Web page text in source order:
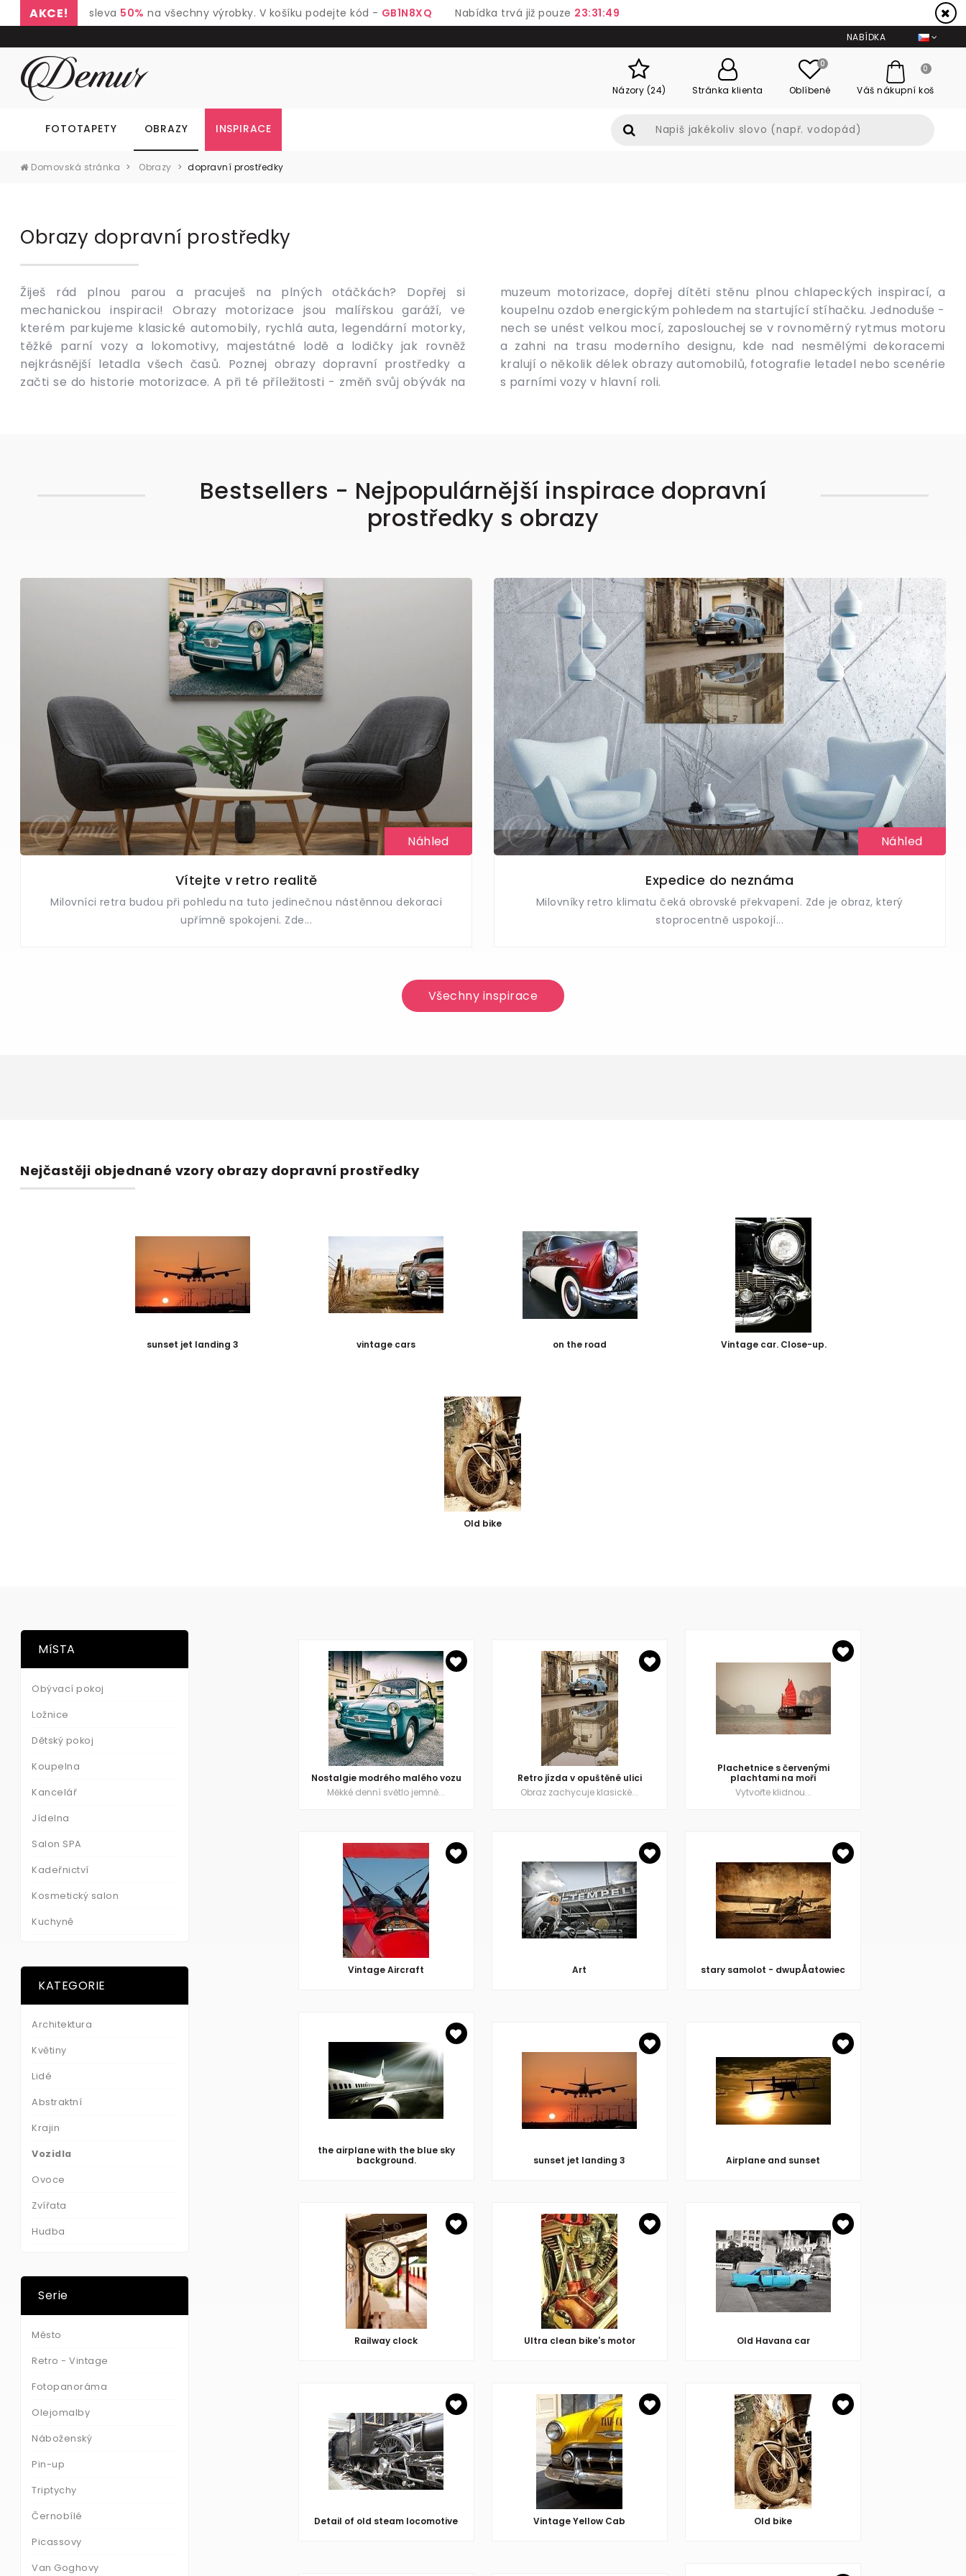
AKCE! sleva 50% na všechny výrobky. V košíku podejte kód - GB1N8XQ Nabídka trvá již pouze 23:31:48
NABÍDKA
Názory (24) Stránka klienta
0
Oblíbené
0
Váš nákupní koš
FOTOTAPETY OBRAZY INSPIRACE
Domovská stránka Obrazy dopravní prostředky
Obrazy dopravní prostředky
Žiješ rád plnou parou a pracuješ na plných otáčkách? Dopřej si
mechanickou inspiraci! Obrazy motorizace jsou malířskou garáží, ve
kterém parkujeme klasické automobily, rychlá auta, legendární motorky,
těžké parní vozy a lokomotivy, majestátné lodě a lodičky jak rovněž
nejkrásnější letadla všech časů. Poznej obrazy dopravní prostředky a
začti se do historie motorizace. A při té příležitosti - změň svůj obývák na
muzeum motorizace, dopřej dítěti stěnu plnou chlapeckých inspirací, a
koupelnu ozdob energickým pohledem na startující stíhačku. Jednoduše -
nech se unést velkou mocí, zaposlouchej se v rovnoměrný rytmus motoru
a zahni na trasu moderního designu, kde nad nesmělými dekoracemi
kralují o několik délek obrazy automobilů, fotografie letadel nebo scenérie
s parními vozy v hlavní roli.
Bestsellers - Nejpopulárnější inspirace dopravní
prostředky s obrazy
Náhled
Vítejte v retro realitě
Milovníci retra budou při pohledu na tuto jedinečnou nástěnnou dekoraci
upřímně spokojeni. Zde...
Náhled
Expedice do neznáma
Milovníky retro klimatu čeká obrovské překvapení. Zde je obraz, který
stoprocentně uspokojí...
Všechny inspirace
Nejčastěji objednané vzory obrazy dopravní prostředky
sunset jet landing 3 vintage cars on the road Vintage car. Close-up.
Old bike
MíSTA
Obývací pokoj
Ložnice
Dětský pokoj
Koupelna
Kancelář
Jídelna
Salon SPA
Kadeřnictví
Kosmetický salon
Kuchyně
KATEGORIE
Architektura
Květiny
Lidé
Abstraktní
Krajin
Vozidla
Ovoce
Zvířata
Hudba
Serie
Město
Retro - Vintage
Fotopanoráma
Olejomalby
Náboženský
Pin-up
Triptychy
Černobílé
Picassovy
Van Goghovy
Nostalgie modrého malého vozu
Měkké denní světlo jemně...
Retro jízda v opuštěné ulici
Obraz zachycuje klasické...
Plachetnice s červenými
plachtami na moři
Vytvořte klidnou...
Vintage Aircraft Art stary samolot - dwupÅatowiec
the airplane with the blue sky
background.
sunset jet landing 3 Airplane and sunset
Railway clock Ultra clean bike's motor Old Havana car
Detail of old steam locomotive Vintage Yellow Cab Old bike